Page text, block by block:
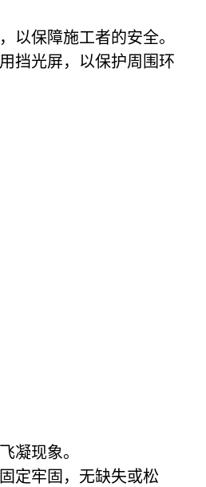
以保障施工者的安全。
挡光屏，以保护周围环
凝现象。
定牢固，无缺失或松